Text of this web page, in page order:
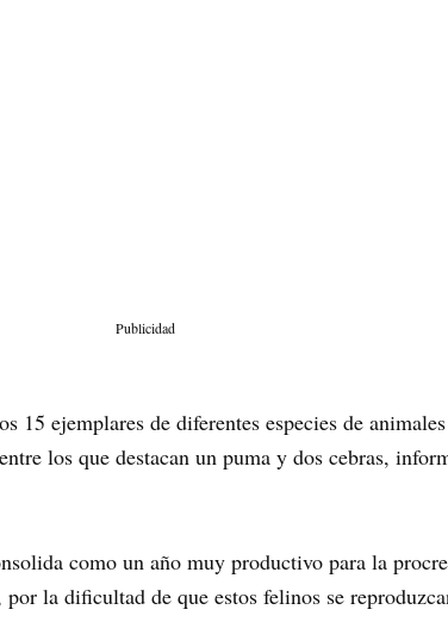
Publicidad
ejemplares de diferentes especies de
los que destacan un puma y dos cebras,
como un año muy productivo para la
la dificultad de que estos felinos se